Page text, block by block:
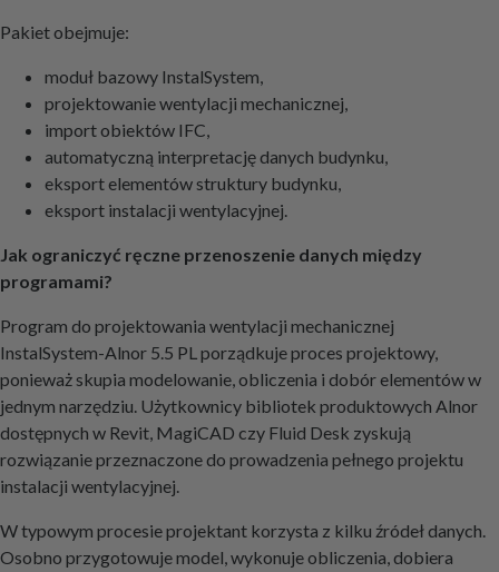
Pakiet obejmuje:
moduł bazowy InstalSystem,
projektowanie wentylacji mechanicznej,
import obiektów IFC,
automatyczną interpretację danych budynku,
eksport elementów struktury budynku,
eksport instalacji wentylacyjnej.
Jak ograniczyć ręczne przenoszenie danych między
programami?
Program do projektowania wentylacji mechanicznej
InstalSystem-Alnor 5.5 PL porządkuje proces projektowy,
ponieważ skupia modelowanie, obliczenia i dobór elementów w
jednym narzędziu. Użytkownicy bibliotek produktowych Alnor
dostępnych w Revit, MagiCAD czy Fluid Desk zyskują
rozwiązanie przeznaczone do prowadzenia pełnego projektu
instalacji wentylacyjnej.
W typowym procesie projektant korzysta z kilku źródeł danych.
Osobno przygotowuje model, wykonuje obliczenia, dobiera